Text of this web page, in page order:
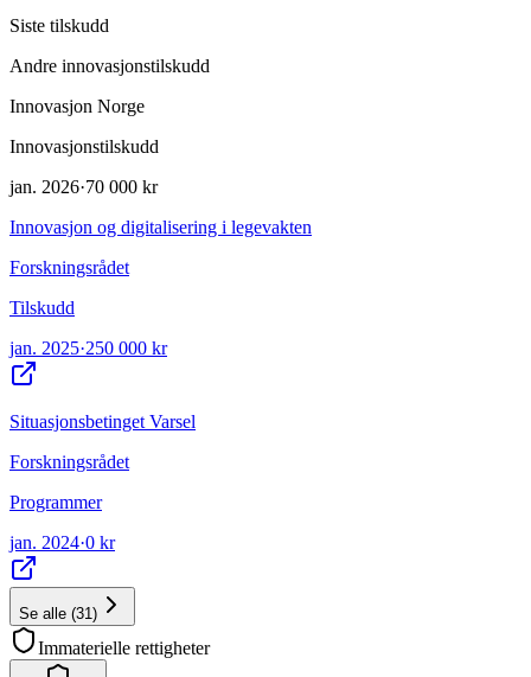
Siste tilskudd
Andre innovasjonstilskudd
Innovasjon Norge
Innovasjonstilskudd
jan. 2026·70 000 kr
Innovasjon og digitalisering i legevakten
Forskningsrådet
Tilskudd
jan. 2025·250 000 kr
Situasjonsbetinget Varsel
Forskningsrådet
Programmer
jan. 2024·0 kr
Se alle (31)
Immaterielle rettigheter